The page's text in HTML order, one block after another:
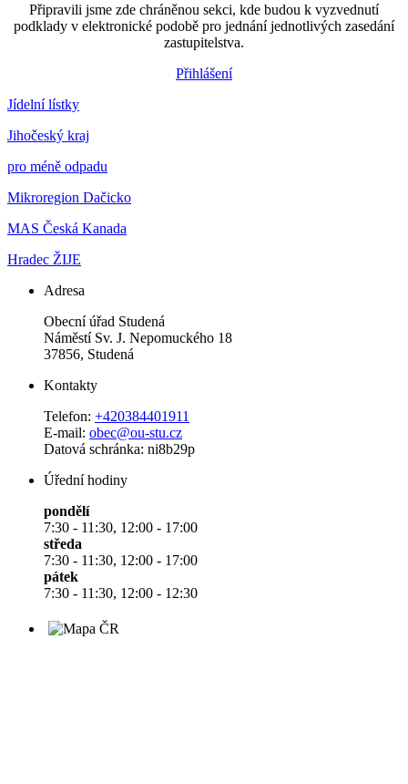
Připravili jsme zde chráněnou sekci, kde budou k vyzvednutí
podklady v elektronické podobě pro jednání jednotlivých zasedání
zastupitelstva.
Přihlášení
Jídelní lístky
Jihočeský kraj
pro méně odpadu
Mikroregion Dačicko
MAS Česká Kanada
Hradec ŽIJE
Adresa
Obecní úřad Studená
Náměstí Sv. J. Nepomuckého 18
37856, Studená
Kontakty
Telefon: +420384401911
E-mail: obec@ou-stu.cz
Datová schránka: ni8b29p
Úřední hodiny
pondělí
7:30 - 11:30, 12:00 - 17:00
středa
7:30 - 11:30, 12:00 - 17:00
pátek
7:30 - 11:30, 12:00 - 12:30